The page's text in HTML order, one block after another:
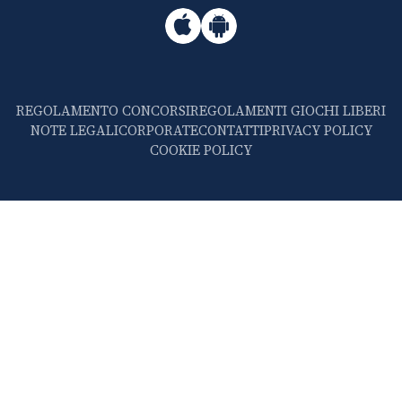
REGOLAMENTO CONCORSIREGOLAMENTI GIOCHI LIBERI
NOTE LEGALICORPORATECONTATTIPRIVACY POLICY
COOKIE POLICY